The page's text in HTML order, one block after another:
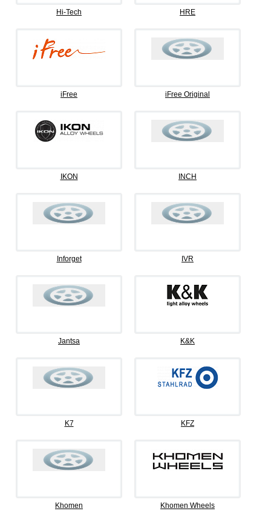
Hi-Tech HRE
iFree iFree Original
IKON INCH
Inforget IVR
Jantsa K&K
K7 KFZ
Khomen Khomen Wheels